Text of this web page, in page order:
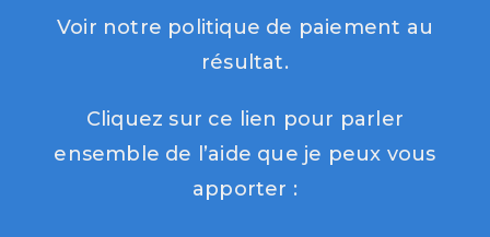
Voir notre politique de paiement au
résultat.
Cliquez sur ce lien pour parler
ensemble de l’aide que je peux vous
apporter :